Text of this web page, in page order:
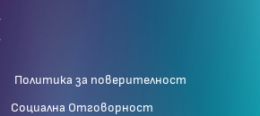
Политика за поверителност
Социална Отговорност